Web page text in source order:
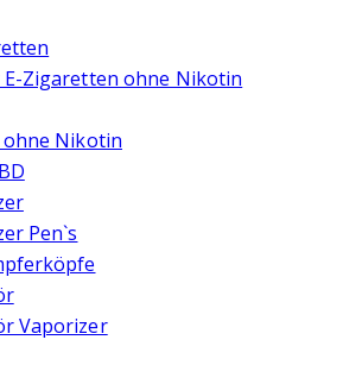
E-Zigaretten ohne Nikotin
ohne Nikotin
Pen`s
Vaporizer